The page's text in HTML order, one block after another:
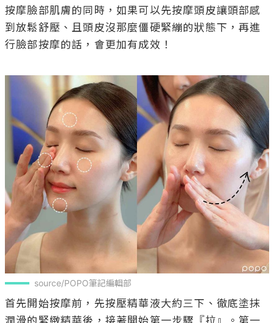
按摩臉部肌膚的同時，如果可以先按摩頭皮讓頭部感
到放鬆舒壓、且頭皮沒那麼僵硬緊繃的狀態下，再進
行臉部按摩的話，會更加有成效！
source/POPO筆記編輯部
首先開始按摩前，先按壓精華液大約三下、徹底塗抹